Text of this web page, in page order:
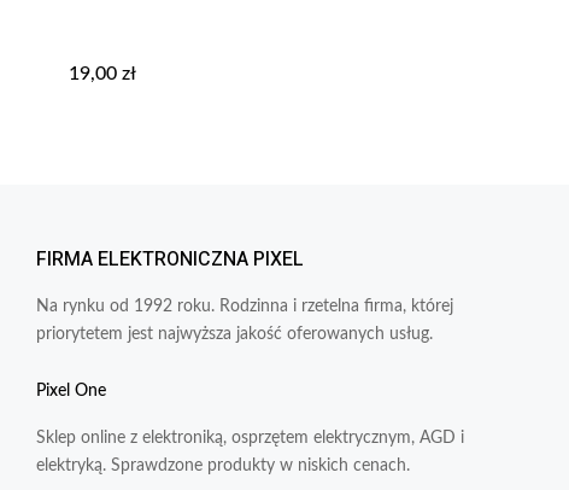
19,00 zł
FIRMA ELEKTRONICZNA PIXEL
Na rynku od 1992 roku. Rodzinna i rzetelna firma, której
priorytetem jest najwyższa jakość oferowanych usług.
Pixel One
Sklep online z elektroniką, osprzętem elektrycznym, AGD i
elektryką. Sprawdzone produkty w niskich cenach.